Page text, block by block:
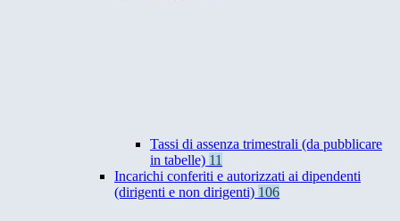
Tassi di assenza trimestrali (da pubblicare
in tabelle) 11
Incarichi conferiti e autorizzati ai dipendenti
(dirigenti e non dirigenti) 106